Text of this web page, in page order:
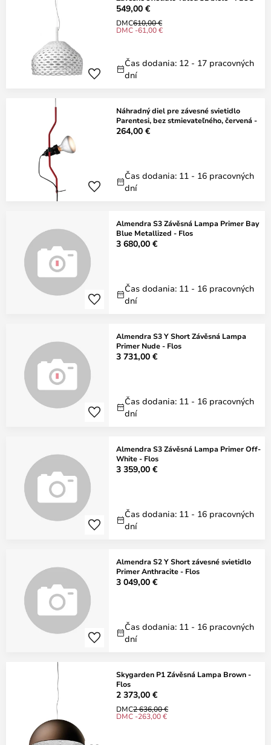
549,00 €
DMC610,00 €
DMC -61,00 €
Čas dodania: 12 - 17 pracovných
dní
Náhradný diel pre závesné svietidlo
Parentesi, bez stmievateľného, červená -
264,00 €
Čas dodania: 11 - 16 pracovných
dní
Almendra S3 Závěsná Lampa Primer Bay
Blue Metallized - Flos
3 680,00 €
Čas dodania: 11 - 16 pracovných
dní
Almendra S3 Y Short Závěsná Lampa
Primer Nude - Flos
3 731,00 €
Čas dodania: 11 - 16 pracovných
dní
Almendra S3 Závěsná Lampa Primer Off-
White - Flos
3 359,00 €
Čas dodania: 11 - 16 pracovných
dní
Almendra S2 Y Short závesné svietidlo
Primer Anthracite - Flos
3 049,00 €
Čas dodania: 11 - 16 pracovných
dní
Skygarden P1 Závěsná Lampa Brown -
Flos
2 373,00 €
DMC2 636,00 €
DMC -263,00 €